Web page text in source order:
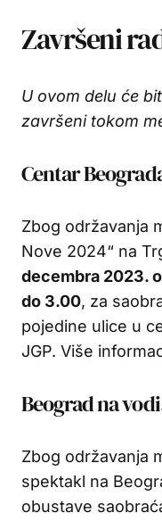
Završeni
U ovom delu će
završeni tokom
Centar
Zbog održavanja
Nove 2024“ na
decembra 2023.
do 3.00, za
pojedine ulice u
JGP. Više
Beograd na
Zbog održavanja
spektakl na
obustave